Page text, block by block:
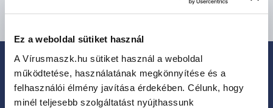
Ez a weboldal sütiket használ
A Vírusmaszk.hu sütiket használ a weboldal
működtetése, használatának megkönnyítése és a
felhasználói élmény javítása érdekében. Célunk, hogy
minél teljesebb szolgáltatást nyújthassunk
IRATKOZZ FEL HÍRLEVELÜNKRE:
Legfrissebb termékek, akciók és eladások